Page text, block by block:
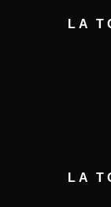
LA
LA